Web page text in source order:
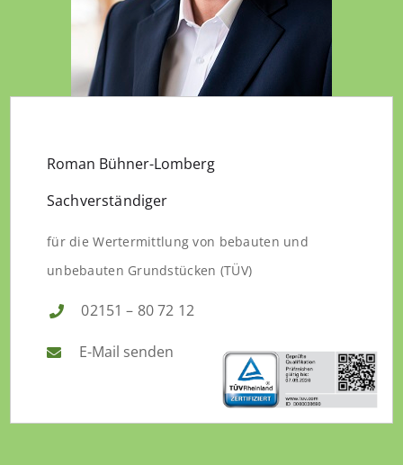
Roman Bühner-Lomberg
Sachverständiger
für die Wertermittlung von bebauten und
unbebauten Grundstücken (TÜV)
02151 – 80 72 12
E-Mail senden